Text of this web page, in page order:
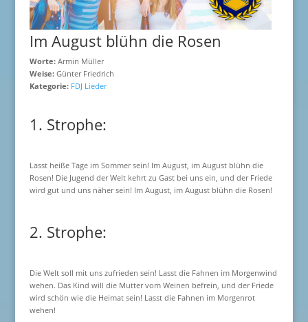
Im August blühn die Rosen
Worte:Armin Müller
Weise:Günter Friedrich
Kategorie: FDJ Lieder
1. Strophe:
Lasst heiße Tage im Sommer sein! Im August, im August blühn die
Rosen! Die Jugend der Welt kehrt zu Gast bei uns ein, und der Friede
wird gut und uns näher sein! Im August, im August blühn die Rosen!
2. Strophe:
Die Welt soll mit uns zufrieden sein! Lasst die Fahnen im Morgenwind
wehen. Das Kind will die Mutter vom Weinen befrein, und der Friede
wird schön wie die Heimat sein! Lasst die Fahnen im Morgenrot
wehen!